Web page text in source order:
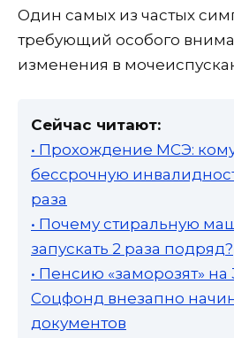
Один самых из частых
требующий особого
изменения в
Сейчас читают:
• Прохождение МСЭ:
бессрочную
раза
• Почему стиральную
запускать 2 раза подряд?
• Пенсию «заморозят» на
Соцфонд внезапно
документов